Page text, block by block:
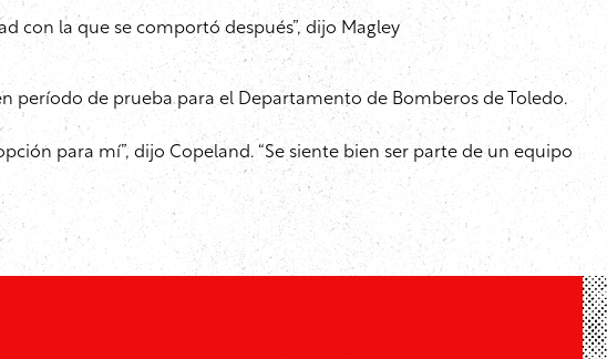
con la que se comportó después”, dijo Magley
período de prueba para el Departamento de Bomberos de Toledo.
para mí”, dijo Copeland. “Se siente bien ser parte de un equipo